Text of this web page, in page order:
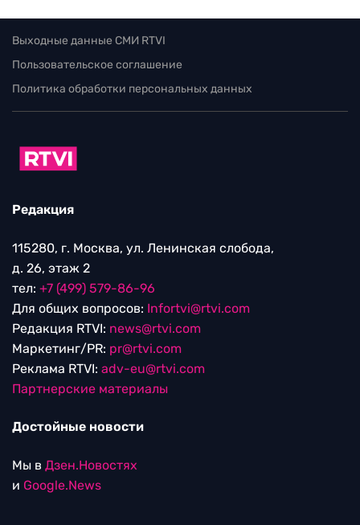
Выходные данные СМИ RTVI
Пользовательское соглашение
Политика обработки персональных данных
Редакция
115280, г. Москва, ул. Ленинская слобода,
д. 26, этаж 2
тел: +7 (499) 579-86-96
Для общих вопросов: Infortvi@rtvi.com
Редакция RTVI: news@rtvi.com
Маркетинг/PR: pr@rtvi.com
Реклама RTVI: adv-eu@rtvi.com
Партнерские материалы
Достойные новости
Мы в Дзен.Новостях
и Google.News